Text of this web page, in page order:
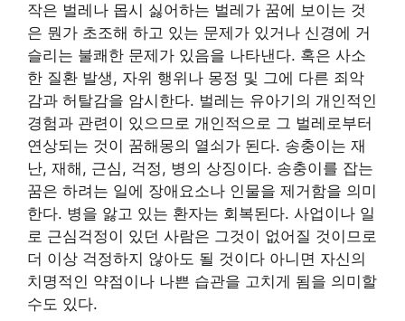
작은 벌레나 몹시 싫어하는 벌레가 꿈에 보이는 것
은 뭔가 초조해 하고 있는 문제가 있거나 신경에 거
슬리는 불쾌한 문제가 있음을 나타낸다. 혹은 사소
한 질환 발생, 자위 행위나 몽정 및 그에 다른 죄악
감과 허탈감을 암시한다. 벌레는 유아기의 개인적인
경험과 관련이 있으므로 개인적으로 그 벌레로부터
연상되는 것이 꿈해몽의 열쇠가 된다. 송충이는 재
난, 재해, 근심, 걱정, 병의 상징이다. 송충이를 잡는
꿈은 하려는 일에 장애요소나 인물을 제거함을 의미
한다. 병을 앓고 있는 환자는 회복된다. 사업이나 일
로 근심걱정이 있던 사람은 그것이 없어질 것이므로
더 이상 걱정하지 않아도 될 것이다 아니면 자신의
치명적인 약점이나 나쁜 습관을 고치게 됨을 의미할
수도 있다.